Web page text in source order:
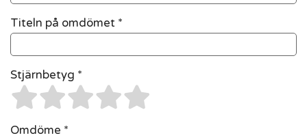
Titeln på omdömet *
Stjärnbetyg *
Omdöme *